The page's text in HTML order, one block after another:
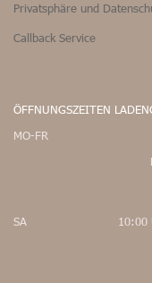
Privatsphäre und
Callback Service
ÖFFNUNGSZEITEN
MO-FR
SA 10:00